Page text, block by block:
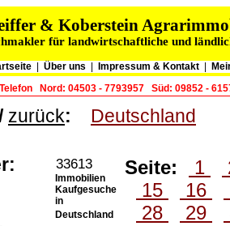
& Koberstein
für landwirtschaftliche und
Über uns Impressum & Kontakt
Nord: 04503 - 7793957 Süd: 09852 -
zurück: Deutschland
33613
Immobilien
Kaufgesuche
in
Deutschland
Seite: 1
15
16
28
29